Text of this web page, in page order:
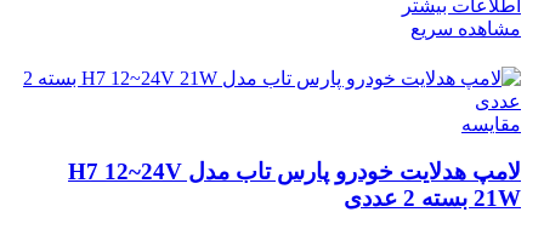
اطلاعات بیشتر
مشاهده سریع
مقایسه
لامپ هدلایت خودرو پارس تاب مدل H7 12~24V
21W بسته 2 عددی